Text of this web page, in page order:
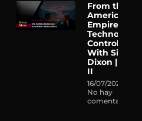
From the
American
Empire to
Control |
With Simon
Dixon | Part
II
16/07/2026
No hay
comentarios